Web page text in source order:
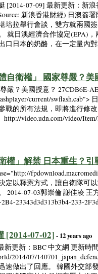
07-09] 最新更新：新浪
新浪香港財經) 日澳
拉舉行會談，雙方就兩國
就日澳經濟合作協定(EPA)
口日本的奶酪，在一定量內
自衛權」 國家尊嚴？美
？美國授意？ 27CDB6E-
current/
的所有法規，即將進行修
video.udn.com/video/Item/
權」解禁 日本重生？引
以釋憲方式，讓自衛隊可
07-03郭崇倫 謝佳凌 王
23343d3d313b3b4-233-
[2014-07-02] - 12 years ago
更新：BBC 中文網 更新時
2014/07/
做出了回應。 韓國外交部